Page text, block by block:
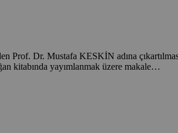
Dr. Mustafa KESKİN adına
kitabında yayımlanmak üzere makale…